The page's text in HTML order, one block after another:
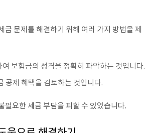
금 문제를 해결하기 위해 여러 가지 방법을 제
보험금의 성격을 정확히 파악하는 것입니다.
공제 혜택을 검토하는 것입니다.
필요한 세금 부담을 피할 수 있었습니다.